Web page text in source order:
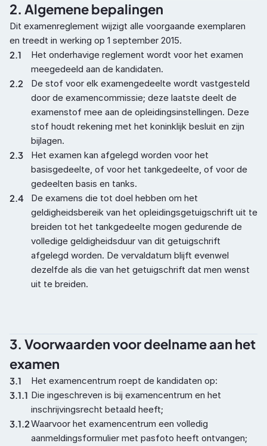
2. Algemene bepalingen
Dit examenreglement wijzigt alle voorgaande exemplaren
en treedt in werking op 1 september 2015.
2.1
Het onderhavige reglement wordt voor het examen
meegedeeld aan de kandidaten.
2.2
De stof voor elk examengedeelte wordt vastgesteld
door de examencommissie; deze laatste deelt de
examenstof mee aan de opleidingsinstellingen. Deze
stof houdt rekening met het koninklijk besluit en zijn
bijlagen.
2.3
Het examen kan afgelegd worden voor het
basisgedeelte, of voor het tankgedeelte, of voor de
gedeelten basis en tanks.
2.4
De examens die tot doel hebben om het
geldigheidsbereik van het opleidingsgetuigschrift uit te
breiden tot het tankgedeelte mogen gedurende de
volledige geldigheidsduur van dit getuigschrift
afgelegd worden. De vervaldatum blijft evenwel
dezelfde als die van het getuigschrift dat men wenst
uit te breiden.
3. Voorwaarden voor deelname aan het
examen
3.1
Het examencentrum roept de kandidaten op:
3.1.1 Die ingeschreven is bij examencentrum en het
inschrijvingsrecht betaald heeft;
3.1.2Waarvoor het examencentrum een volledig
aanmeldingsformulier met pasfoto heeft ontvangen;